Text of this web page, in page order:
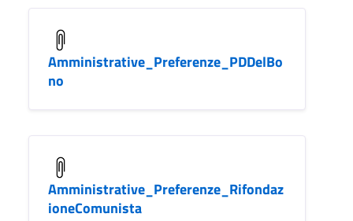
Amministrative_Preferenze_PDDelBo
no
Amministrative_Preferenze_Rifondaz
ioneComunista